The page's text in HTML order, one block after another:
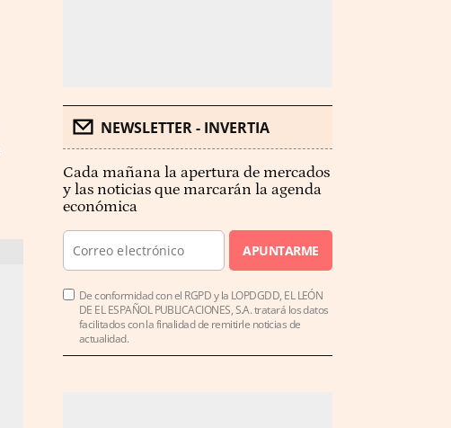
NEWSLETTER - INVERTIA
Cada mañana la apertura de mercados
y las noticias que marcarán la agenda
económica
APUNTARME
De conformidad con el RGPD y la LOPDGDD, EL LEÓN
DE EL ESPAÑOL PUBLICACIONES, S.A. tratará los datos
facilitados con la finalidad de remitirle noticias de
actualidad.